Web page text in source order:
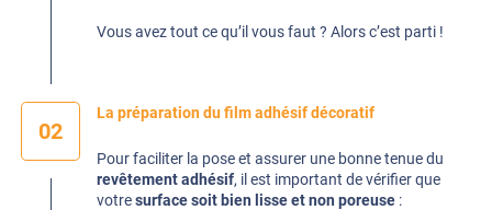
Vous avez tout ce qu’il vous faut ? Alors c’est parti !
02
La préparation du film adhésif décoratif
Pour faciliter la pose et assurer une bonne tenue du
revêtement adhésif, il est important de vérifier que
votresurface soit bien lisse et non poreuse :